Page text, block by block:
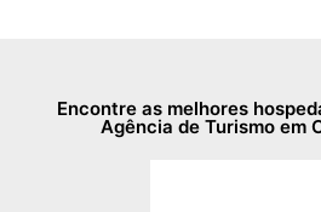
Encontre as melhores
Agência de Turismo em